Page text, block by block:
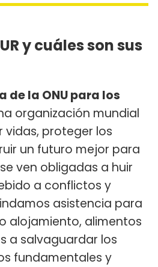
y cuáles son sus
de la ONU para los
organización mundial
proteger los
un futuro mejor para
ven obligadas a huir
a conflictos y
asistencia para
alojamiento, alimentos
a salvaguardar los
fundamentales y